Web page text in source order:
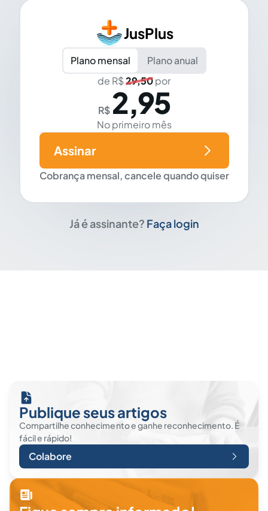
JusPlus
Plano mensal
Plano anual
de R$29,50por
R$ 2,95
No primeiro mês
Cobrança mensal, cancele quando quiser
Assinar
Já é assinante? Faça login
Publique seus artigos
Compartilhe conhecimento e ganhe reconhecimento. É
fácil e rápido!
Colabore